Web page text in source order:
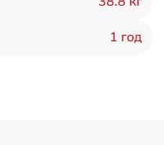
1 год